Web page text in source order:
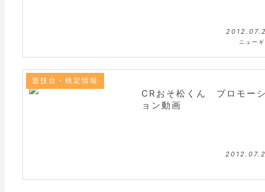
ニュー
遊技台・検定情報
CRおそ松くん プロモー
ョン動画